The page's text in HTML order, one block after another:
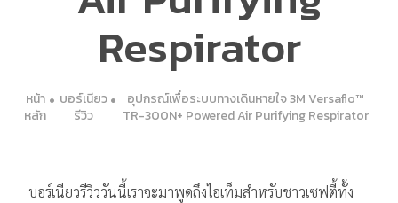
Respirator
หน้า
หลัก
บอร์เนียว
รีวิว
อุปกรณ์เพื่อระบบทางเดินหายใจ 3M Versaflo™
TR-300N+ Powered Air Purifying Respirator
บอร์เนียวรีวิววันนี้เราจะมาพูดถึงไอเท็มสำหรับชาวเซฟตี้ทั้ง